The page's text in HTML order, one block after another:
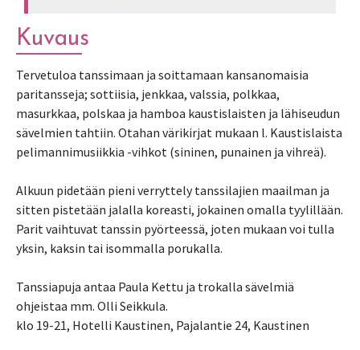
Kuvaus
Tervetuloa tanssimaan ja soittamaan kansanomaisia
paritansseja; sottiisia, jenkkaa, valssia, polkkaa,
masurkkaa, polskaa ja hamboa kaustislaisten ja lähiseudun
sävelmien tahtiin. Otahan värikirjat mukaan l. Kaustislaista
pelimannimusiikkia -vihkot (sininen, punainen ja vihreä).
Alkuun pidetään pieni verryttely tanssilajien maailman ja
sitten pistetään jalalla koreasti, jokainen omalla tyylillään.
Parit vaihtuvat tanssin pyörteessä, joten mukaan voi tulla
yksin, kaksin tai isommalla porukalla.
Tanssiapuja antaa Paula Kettu ja trokalla sävelmiä
ohjeistaa mm. Olli Seikkula.
klo 19-21, Hotelli Kaustinen, Pajalantie 24, Kaustinen